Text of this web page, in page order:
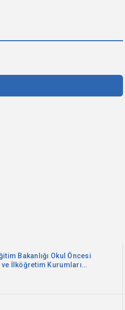
Bakanlığı Okul Öncesi
ve İlköğretim Kurumları